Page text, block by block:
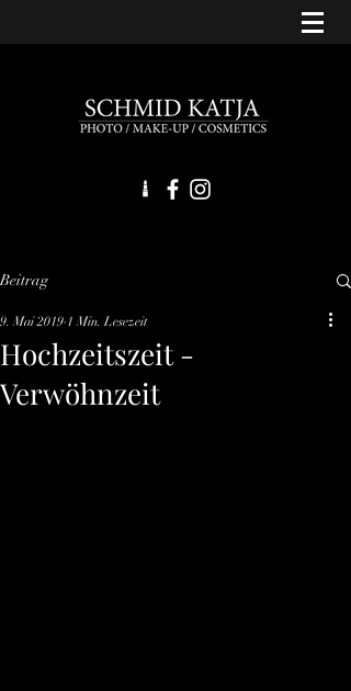
Beitrag
Hochzeitszeit -
Verwöhnzeit
9. Mai 2019 1 Min. Lesezeit